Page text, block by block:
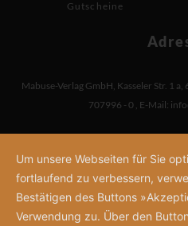
Gutscheine
Mabuse-Verlag GmbH Kasseler Str. 1 a
707996 - 0 E-Mail:
Um unsere Webseiten für Sie
fortlaufend zu verbessern,
Bestätigen des Buttons
Verwendung zu. Über den